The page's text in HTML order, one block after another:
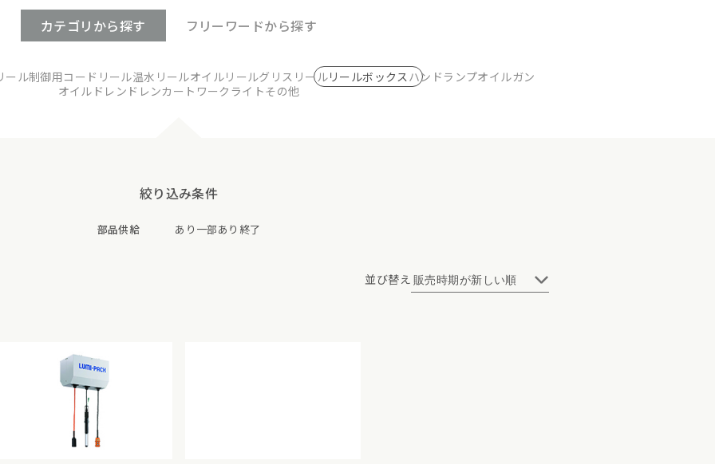
カテゴリ から探す フリーワードから探す
ール制御用コードリール温水リールオイルリールグリスリールリールボックスハンドランプオイルガン
オイルドレン ドレンカート ワークライトその他
絞り込み条件
部品供給 あり 一部あり 終了
並び替え